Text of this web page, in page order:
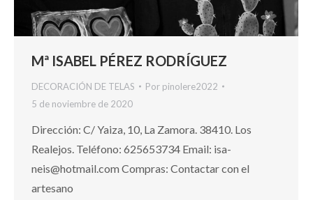
Mª ISABEL PÉREZ RODRÍGUEZ
DECORACIÓN DE TELAS Por pinolere2022
5 de noviembre de 2020
Dirección: C/ Yaiza, 10, La Zamora. 38410. Los
Realejos. Teléfono: 625653734 Email: isa-
neis@hotmail.com Compras: Contactar con el
artesano